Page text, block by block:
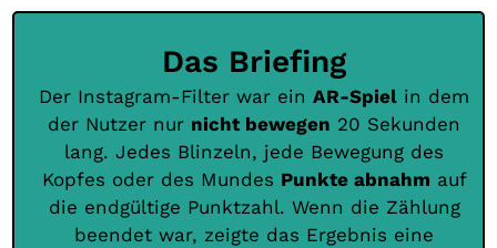
Das Briefing
Der Instagram-Filter war ein AR-Spiel in dem
der Nutzer nur nicht bewegen 20 Sekunden
lang. Jedes Blinzeln, jede Bewegung des
Kopfes oder des Mundes Punkte abnahm auf
die endgültige Punktzahl. Wenn die Zählung
beendet war, zeigte das Ergebnis eine